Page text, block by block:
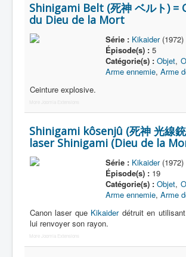
Shinigami Belt (死神 ベルト) =
du Dieu de la Mort
Série : Kikaider(1972)
Épisode(s) :5
Catégorie(s) : Objet,
Arme ennemie, Arme
Ceinture explosive.
More Joomla Extensions
Shinigami kôsenjû (死神 光線
laser Shinigami (Dieu de la
Série : Kikaider(1972)
Épisode(s) :19
Catégorie(s) : Objet,
Arme ennemie, Arme
Canon laser que Kikaiderdétruit en
lui renvoyer son rayon.
More Joomla Extensions